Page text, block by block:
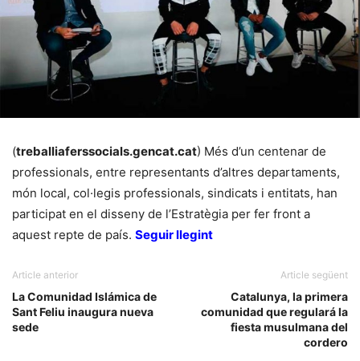
(treballiaferssocials.gencat.cat) Més d’un centenar de
professionals, entre representants d’altres departaments,
món local, col·legis professionals, sindicats i entitats, han
participat en el disseny de l’Estratègia per fer front a
aquest repte de país. Seguir llegint
Article anterior
La Comunidad Islámica de
Sant Feliu inaugura nueva
sede
Article següent
Catalunya, la primera
comunidad que regulará la
fiesta musulmana del
cordero